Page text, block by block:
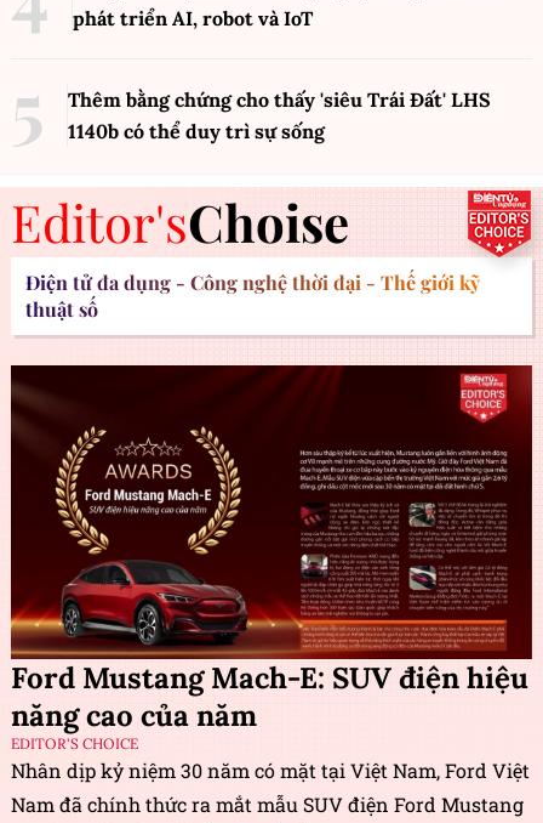
phát triển AI, robot và IoT
Thêm bằng chứng cho thấy 'siêu Trái Đất' LHS
1140b có thể duy trì sự sống
Editor'sChoise
Điện tử đa dụng - Công nghệ thời đại - Thế giới kỹ
thuật số
Ford Mustang Mach-E: SUV điện hiệu
năng cao của năm
EDITOR'S CHOICE
Nhân dịp kỷ niệm 30 năm có mặt tại Việt Nam, Ford Việt
Nam đã chính thức ra mắt mẫu SUV điện Ford Mustang